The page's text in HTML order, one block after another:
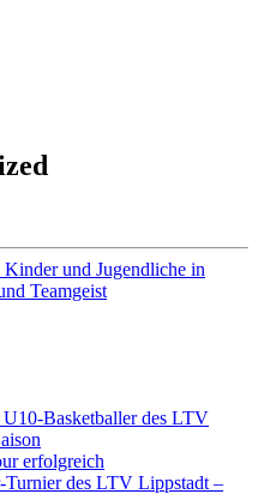
und Jugendliche in
Teamgeist
Basketballer des LTV
erfolgreich
Turnier des LTV Lippstadt –